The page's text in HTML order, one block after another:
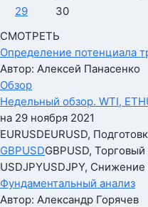
29
30
СМОТРЕТЬ
Определение потенциала
Автор: Алексей Панасенко
Обзор
Недельный обзор. WTI,
на 29 ноября 2021
EURUSDEURUSD,
GBPUSDGBPUSD,
USDJPYUSDJPY, Снижение
Фундаментальный анализ
Автор: Александр Горячев